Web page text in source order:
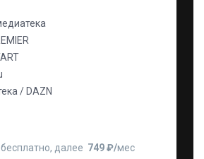
/ DAZN
далее 749 ₽⁠/⁠мес